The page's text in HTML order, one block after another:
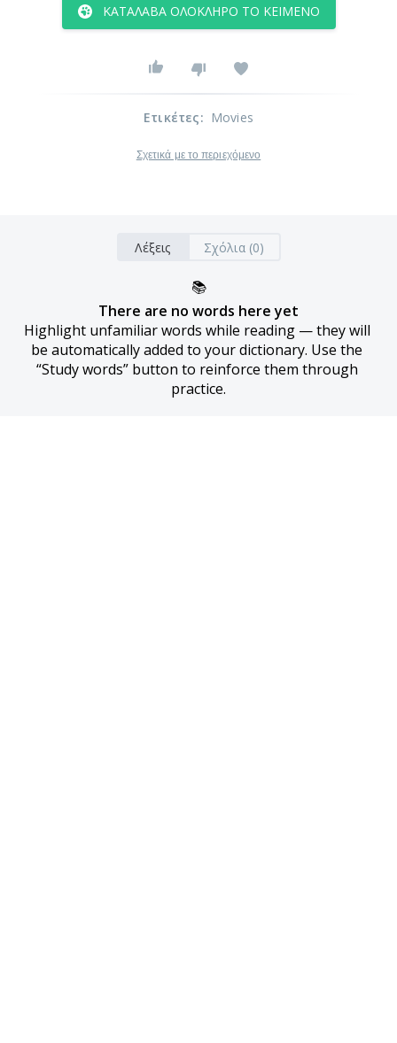
ΚΑΤΆΛΑΒΑ ΟΛΌΚΛΗΡΟ ΤΟ ΚΕΊΜΕΝΟ
Ετικέτες: Movies
Σχετικά με το περιεχόμενο
Λέξεις Σχόλια (0)
📚
There are no words here yet
Highlight unfamiliar words while reading — they will
be automatically added to your dictionary. Use the
“Study words” button to reinforce them through
practice.